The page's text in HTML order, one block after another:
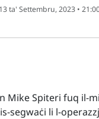
13 ta' Settembru, 2023 •
Mike Spiteri fuq il-
segwaċi li l-